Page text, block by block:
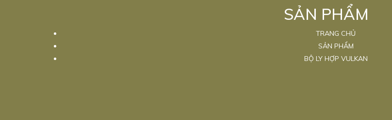
SẢN PHẨM
TRANG CHỦ
SẢN PHẨM
BỘ LY HỢP VULKAN